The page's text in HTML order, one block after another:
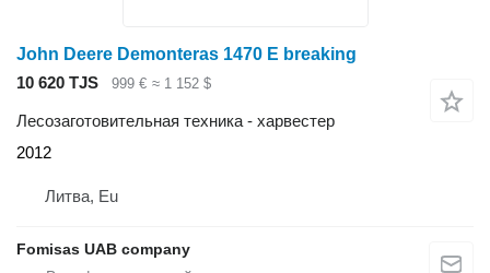
John Deere Demonteras 1470 E breaking
10 620 TJS
999 € ≈ 1 152 $
Лесозаготовительная техника - харвестер
2012
Литва, Eu
Fomisas UAB company